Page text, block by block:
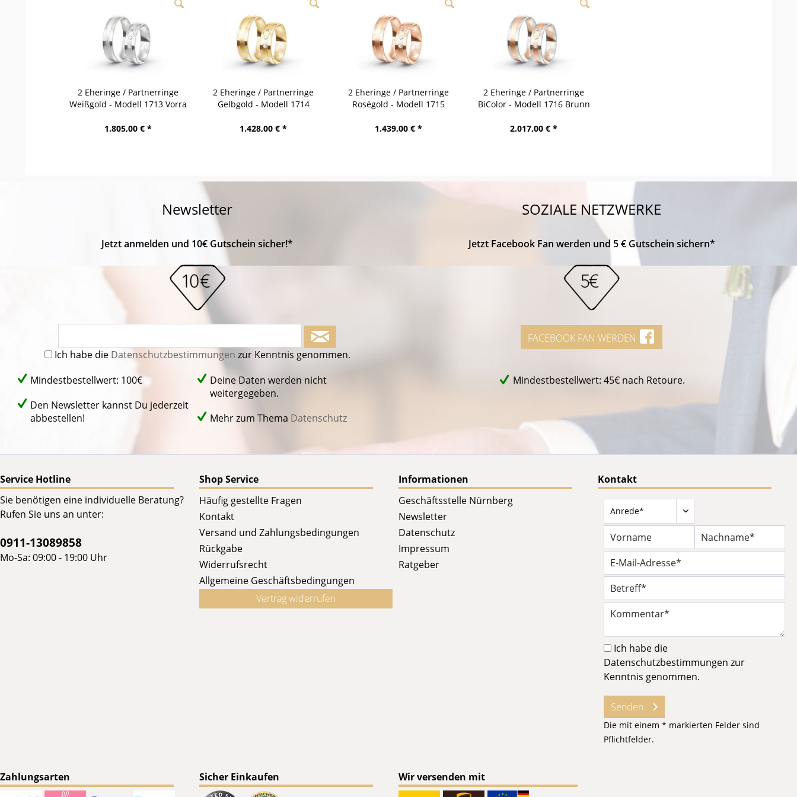
2 Eheringe / Partnerringe
Weißgold - Modell 1713 Vorra
1.805,00 € *
2 Eheringe / Partnerringe
Gelbgold - Modell 1714
1.428,00 € *
2 Eheringe / Partnerringe
Roségold - Modell 1715
1.439,00 € *
2 Eheringe / Partnerringe
BiColor - Modell 1716 Brunn
2.017,00 € *
Newsletter
Jetzt anmelden und 10€ Gutschein sicher!*
Ich habe die Datenschutzbestimmungen zur Kenntnis genommen.
Mindestbestellwert: 100€
Den Newsletter kannst Du jederzeit
abbestellen!
Deine Daten werden nicht
weitergegeben.
Mehr zum Thema Datenschutz
SOZIALE NETZWERKE
Jetzt Facebook Fan werden und 5 € Gutschein sichern*
FACEBOOK FAN WERDEN
Mindestbestellwert: 45€ nach Retoure.
Service Hotline
Sie benötigen eine individuelle Beratung?
Rufen Sie uns an unter:
0911-13089858
Mo-Sa: 09:00 - 19:00 Uhr
Shop Service
Häufig gestellte Fragen
Kontakt
Versand und Zahlungsbedingungen
Rückgabe
Widerrufsrecht
Allgemeine Geschäftsbedingungen
Vertrag widerrufen
Informationen
Geschäftsstelle Nürnberg
Newsletter
Datenschutz
Impressum
Ratgeber
Kontakt
Ich habe die
Datenschutzbestimmungen zur
Kenntnis genommen.
Senden
Die mit einem * markierten Felder sind
Pflichtfelder.
Zahlungsarten Sicher Einkaufen Wir versenden mit